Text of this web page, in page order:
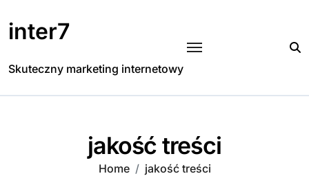
to
content
inter7
Skuteczny marketing internetowy
jakość treści
Home jakość treści